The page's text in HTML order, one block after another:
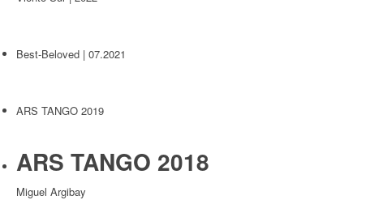
Best-Beloved | 07.2021
ARS TANGO 2019
ARS TANGO 2018
Miguel Argibay